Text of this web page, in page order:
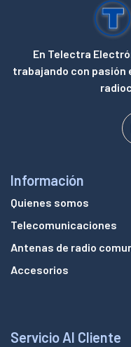
En Telectra
trabajando con pasión
Información
Quienes somos
Telecomunicaciones
Antenas de radio
Accesorios
Servicio Al Cliente